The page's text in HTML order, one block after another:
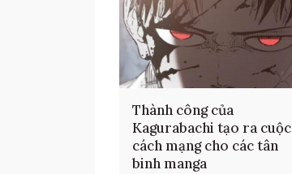
Thành công của
Kagurabachi tạo ra cuộc
cách mạng cho các tân
binh manga